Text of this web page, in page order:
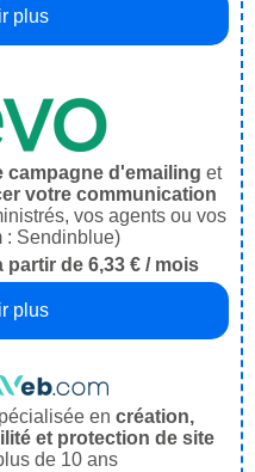
plus
campagne d'emailing et
votre communication
vos agents ou vos
: Sendinblue)
de 6,33 € / mois
plus
en création,
et protection de site
de 10 ans